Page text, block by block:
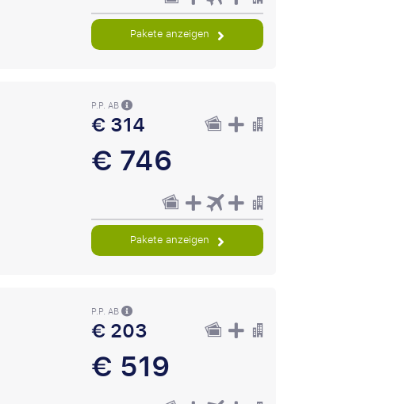
Pakete anzeigen
P.P. AB
€ 314
€ 746
Pakete anzeigen
P.P. AB
€ 203
€ 519